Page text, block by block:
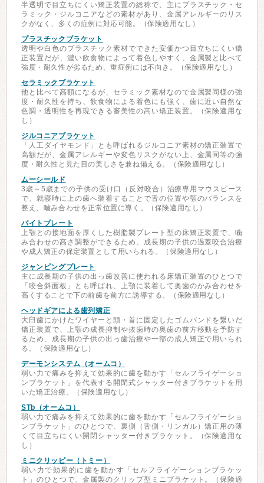
半透明で目立ちにくい矯正装置の総称で、主にプラスチック・セ
ラミック・ジルコニアなどの素材があり、金属アレルギーのリス
クがなく、多くの症例に対応可能。（保険適用なし）
プラスチックブラケット
透明や白色のプラスチック素材でできた安価かつ目立ちにくい矯
正装置だが、濃い飲食物によって着色しやすく、金属製と比べて
強度・耐久性が劣るため、重症例には不向き。（保険適用なし）
セラミックブラケット
他と比べて高額になるが、セラミック素材なので金属製同様の強
度・耐久性を持ち、飲食物による着色にも強く、歯に近い自然な
色調・透明性を再現できる審美性の高い矯正装置。（保険適用な
し）
ジルコニアブラケット
「人工ダイヤモンド」とも呼ばれるジルコニア素材の矯正装置で
高額だが、金属アレルギーや変色リスクがない上、金属同等の強
度・耐久性と見た目の美しさを兼ね備える。（保険適用なし）
ムーシールド
3歳～5歳までの子供の受け口（反対咬合）治療専用マウスピース
で、就寝時に上の歯へ装着することで舌の位置や顎のバランスを
整え、噛み合わせを正常位置に導く。（保険適用なし）
バイトプレート
上顎との接地面を厚くした樹脂製プレート型の床矯正装置で、噛
み合わせの高さ調整ができるため、成長期の子供の過蓋咬合治療
や成人矯正の保定装置として用いられる。（保険適用なし）
ジャンピングプレート
主に成長期の子供の出っ歯改善に使われる床矯正装置のひとつで
「咬合斜面板」とも呼ばれ、上顎に装着して奥歯のかみ合わせを
高くすることで下の前歯を前方に誘導する。（保険適用なし）
ヘッドギアによる歯列矯正
大臼歯にかけたワイヤーと頭・首に固定したゴムバンドを繋いだ
矯正装置で、上顎の成長抑制や抜歯時の奥歯の前方移動を予防す
るため、成長期の子供の出っ歯治療や一部の成人矯正で用いられ
る。（保険適用なし）
デーモンシステム（オームコ）
弱い力で痛みを抑えて効果的に歯を動かす「セルフライゲーショ
ンブラケット」を代表する開閉式シャッター付きブラケットを用
いた矯正治療。（保険適用なし）
STb（オームコ）
弱い力で痛みを抑えて効果的に歯を動かす「セルフライゲーショ
ンブラケット」のひとつで、裏側（舌側・リンガル）矯正用の薄
くて目立ちにくい開閉シャッター付きブラケット。（保険適用な
し）
ミニクリッピー（トミー）
弱い力で効果的に歯を動かす「セルフライゲーションブラケッ
ト」のひとつで、金属製のクリップ型ミニブラケット。（保険適